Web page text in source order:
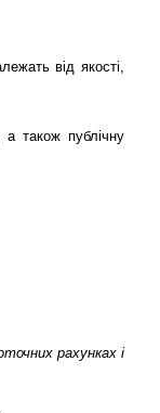
від якості,
а також публічну
рахунках і